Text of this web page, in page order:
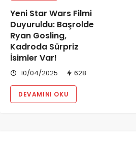
Yeni Star Wars Filmi
Duyuruldu: Başrolde
Ryan Gosling,
Kadroda Sürpriz
İsimler Var!
10/04/2025 628
DEVAMINI OKU